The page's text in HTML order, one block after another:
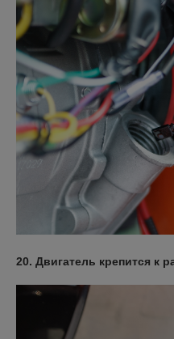
20. Двигатель крепится к